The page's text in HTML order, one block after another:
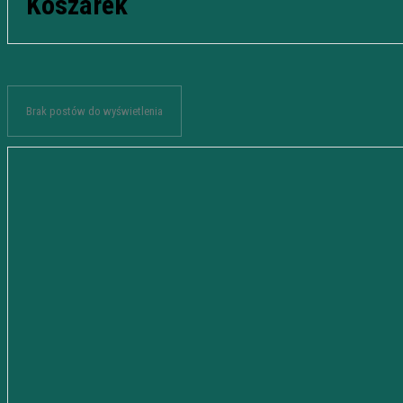
Brak postów do wyświetlenia